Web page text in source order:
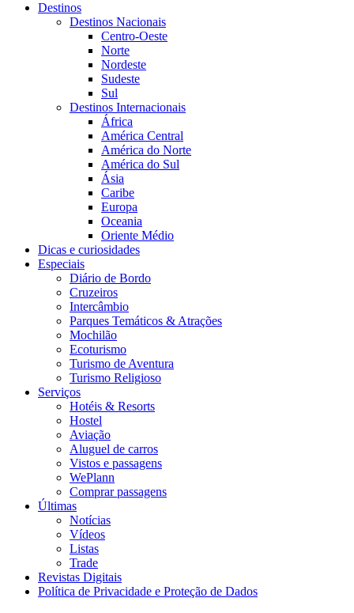
Destinos
Destinos Nacionais
Centro-Oeste
Norte
Nordeste
Sudeste
Sul
Destinos Internacionais
África
América Central
América do Norte
América do Sul
Ásia
Caribe
Europa
Oceania
Oriente Médio
Dicas e curiosidades
Especiais
Diário de Bordo
Cruzeiros
Intercâmbio
Parques Temáticos & Atrações
Mochilão
Ecoturismo
Turismo de Aventura
Turismo Religioso
Serviços
Hotéis & Resorts
Hostel
Aviação
Aluguel de carros
Vistos e passagens
WePlann
Comprar passagens
Últimas
Notícias
Vídeos
Listas
Trade
Revistas Digitais
Política de Privacidade e Proteção de Dados